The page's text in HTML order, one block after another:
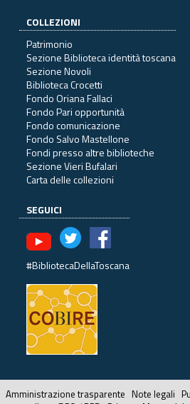
COLLEZIONI
Patrimonio
Sezione Biblioteca identità toscana
Sezione Novoli
Biblioteca Crocetti
Fondo Oriana Fallaci
Fondo Pari opportunità
Fondo comunicazione
Fondo Salvo Mastellone
Fondi presso altre biblioteche
Sezione Vieri Bufalari
Carta delle collezioni
SEGUICI
#BibliotecaDellaToscana
Amministrazione trasparente Note legali